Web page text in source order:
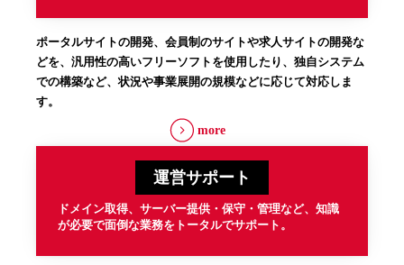
ポータルサイトの開発、会員制のサイトや求人サイトの開発な
どを、汎用性の高いフリーソフトを使用したり、独自システム
での構築など、状況や事業展開の規模などに応じて対応しま
す。
more
運営サポート
ドメイン取得、サーバー提供・保守・管理など、知識
が必要で面倒な業務をトータルでサポート。